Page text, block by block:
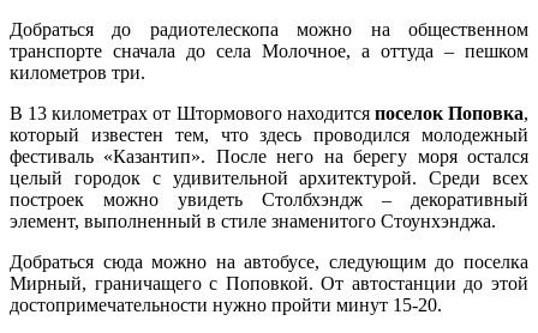
Добраться до радиотелескопа можно на общественном
транспорте сначала до села Молочное, а оттуда – пешком
километров три.
В 13 километрах от Штормового находится поселок Поповка,
который известен тем, что здесь проводился молодежный
фестиваль «Казантип». После него на берегу моря остался
целый городок с удивительной архитектурой. Среди всех
построек можно увидеть Столбхэндж – декоративный
элемент, выполненный в стиле знаменитого Стоунхэнджа.
Добраться сюда можно на автобусе, следующим до поселка
Мирный, граничащего с Поповкой. От автостанции до этой
достопримечательности нужно пройти минут 15-20.